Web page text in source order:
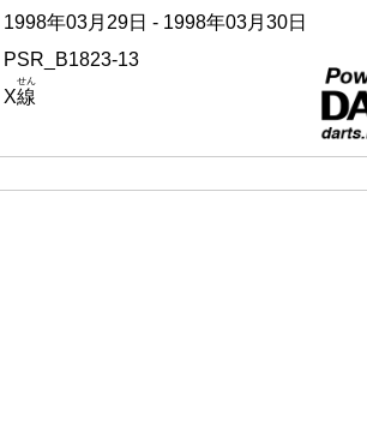
1998年03月29日 - 1998年03月30日
PSR_B1823-13
X線
せん